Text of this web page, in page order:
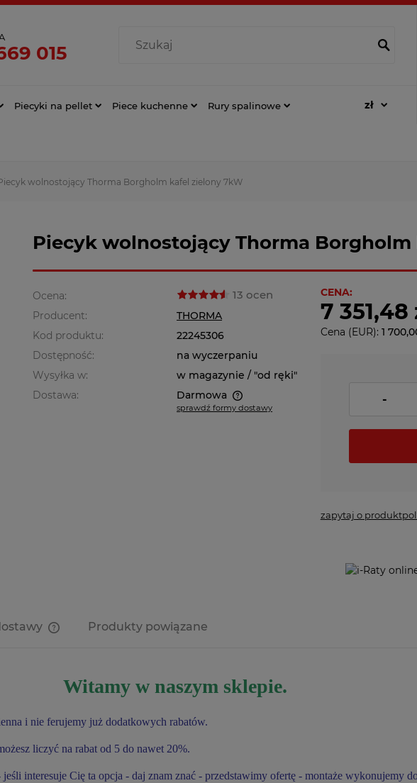
015
Piecyki na pellet Piece kuchenne Rury spalinowe
wolnostojący Thorma Borgholm kafel zielony 7kW
Piecyk wolnostojący Thorma
Ocena: 13 ocen
Producent:
THORMA
Kod produktu:
22245306
Dostępność:
na wyczerpaniu
Wysyłka w:
w magazynie / "od ręki"
Dostawa:
Darmowa
sprawdź formy dostawy
CENA:
7 351,48
Cena (EUR): 1
-
zapytaj o produkt
Produkty powiązane
Witamy w naszym sklepie.
i nie ferujemy już dodatkowych rabatów.
liczyć na rabat od 5 do nawet 20%.
interesuje Cię ta opcja - daj znam znać - przedstawimy ofertę - montaże wykonujemy